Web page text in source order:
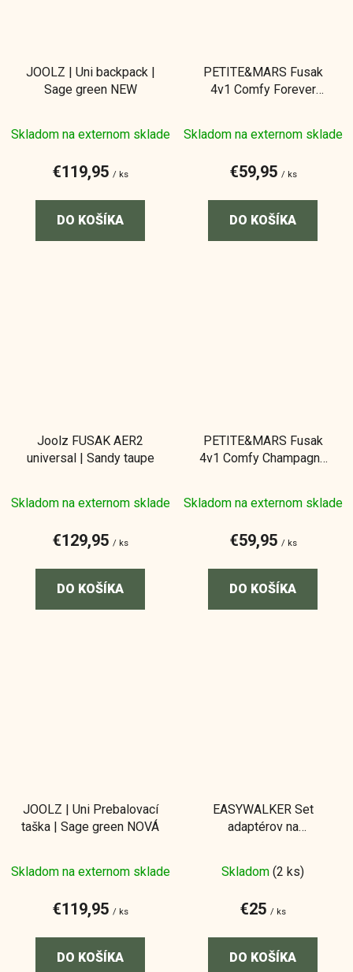
JOOLZ | Uni backpack |
Sage green NEW
Skladom na externom sklade
€119,95 / ks
DO KOŠÍKA
PETITE&MARS Fusak
4v1 Comfy Forever
Skladom na externom sklade
€59,95 / ks
DO KOŠÍKA
Joolz FUSAK AER2
universal | Sandy taupe
Skladom na externom sklade
€129,95 / ks
DO KOŠÍKA
PETITE&MARS Fusak
4v1 Comfy Champagne
Skladom na externom sklade
€59,95 / ks
DO KOŠÍKA
JOOLZ | Uni Prebalovací
taška | Sage green NOVÁ
Skladom na externom sklade
€119,95 / ks
DO KOŠÍKA
EASYWALKER Set
adaptérov na
Skladom (2 ks)
€25 / ks
DO KOŠÍKA